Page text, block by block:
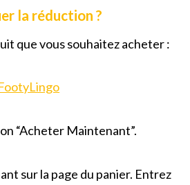
la réduction ?
que vous souhaitez acheter :
“Acheter Maintenant”.
sur la page du panier. Entrez